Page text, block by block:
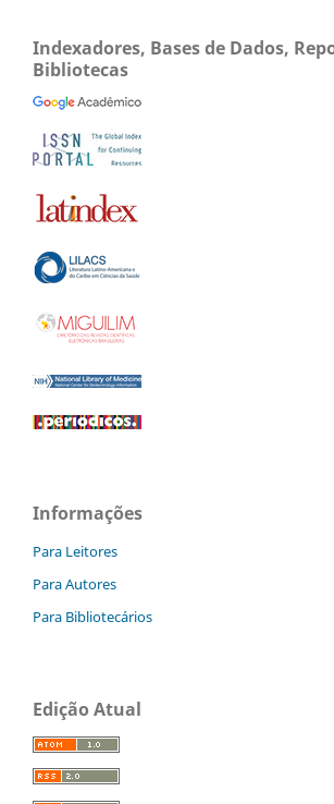
Indexadores, Bases de Dados,
Bibliotecas
Informações
Para Leitores
Para Autores
Para Bibliotecários
Edição Atual